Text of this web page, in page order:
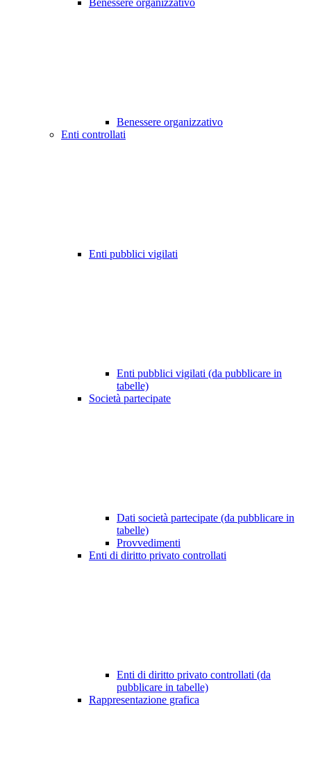
Benessere organizzativo
Benessere organizzativo
Enti controllati
Enti pubblici vigilati
Enti pubblici vigilati (da pubblicare in
tabelle)
Società partecipate
Dati società partecipate (da pubblicare in
tabelle)
Provvedimenti
Enti di diritto privato controllati
Enti di diritto privato controllati (da
pubblicare in tabelle)
Rappresentazione grafica